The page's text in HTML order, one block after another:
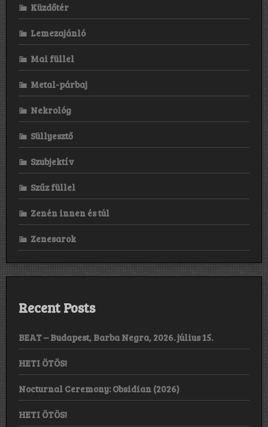
Küzdőtér
Lemezajánló
Mai füllel
Metal-párbaj
Nekrológ
Süllyesztő
Szubjektív
Szűz füllel
Zenén innen és túl
Zenesarok
Recent Posts
BEAT – Budapest, Barba Negra, 2026. július 15.
HETI ÖTÖS!
Nocturnal Ceremony: Obsidian (2026)
HETI ÖTÖS!